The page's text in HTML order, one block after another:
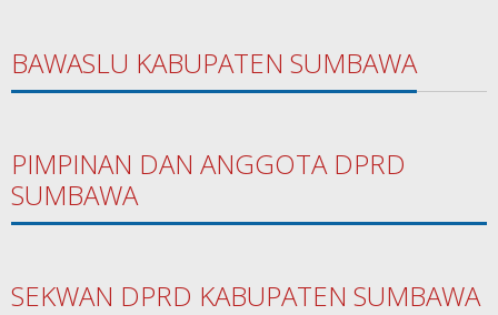
BAWASLU KABUPATEN SUMBAWA
PIMPINAN DAN ANGGOTA DPRD
SUMBAWA
SEKWAN DPRD KABUPATEN SUMBAWA